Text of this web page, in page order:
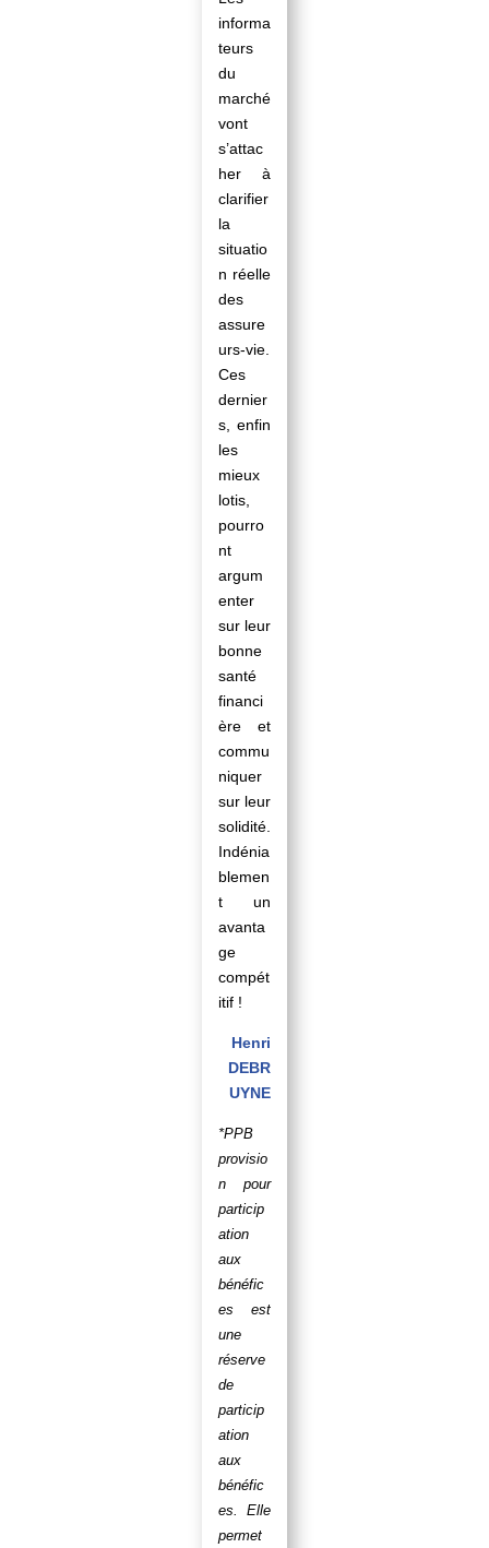
informa
teurs
du
marché
vont
s’attac
her à
clarifier
la
situatio
n réelle
des
assure
urs-vie.
Ces
dernier
s, enfin
les
mieux
lotis,
pourro
nt
argum
enter
sur leur
bonne
santé
financi
ère et
commu
niquer
sur leur
solidité.
Indénia
blemen
t un
avanta
ge
compét
itif !
Henri
DEBR
UYNE
*PPB
provisio
n pour
particip
ation
aux
bénéfic
es est
une
réserve
de
particip
ation
aux
bénéfic
es. Elle
permet